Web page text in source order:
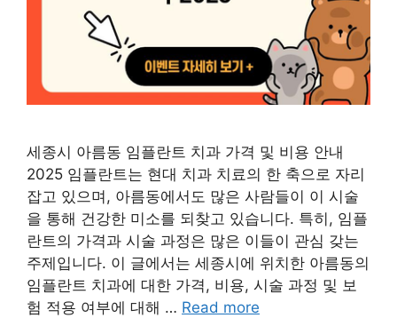
세종시 아름동 임플란트 치과 가격 및 비용 안내
2025 임플란트는 현대 치과 치료의 한 축으로 자리
잡고 있으며, 아름동에서도 많은 사람들이 이 시술
을 통해 건강한 미소를 되찾고 있습니다. 특히, 임플
란트의 가격과 시술 과정은 많은 이들이 관심 갖는
주제입니다. 이 글에서는 세종시에 위치한 아름동의
임플란트 치과에 대한 가격, 비용, 시술 과정 및 보
험 적용 여부에 대해 … Read more